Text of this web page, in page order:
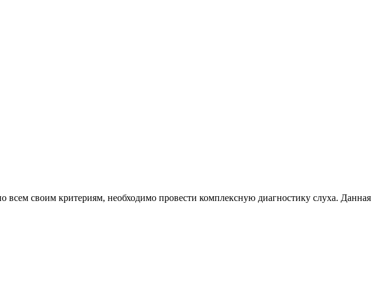
всем своим критериям, необходимо провести комплексную диагностику слуха. Данная